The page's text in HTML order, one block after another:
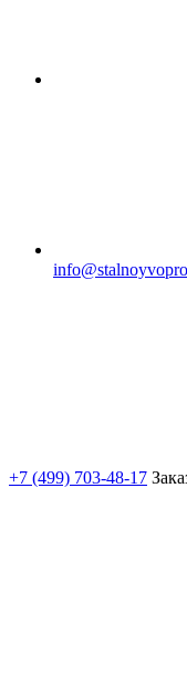
+7 (499) 703-48-17